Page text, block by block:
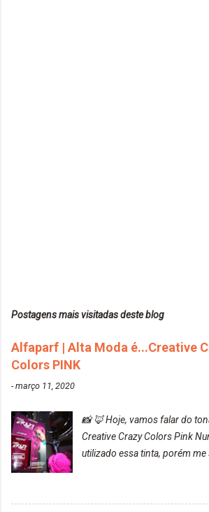
Postagens mais visitadas deste blog
Alfaparf | Alta Moda é...Creative
Colors PINK
-março 11, 2020
📸 🦊 Hoje, vamos falar do
Creative Crazy Colors Pink
utilizado essa tinta, porém
turquesa (meio desbotado),
cabelo ficou roxo com